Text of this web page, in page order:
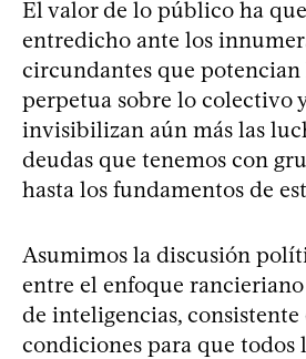
El valor de lo público ha
entredicho ante los
circundantes que potencian
perpetua sobre lo colectivo
invisibilizan aún más las
deudas que tenemos con
hasta los fundamentos de
Asumimos la discusión
entre el enfoque
de inteligencias, consistente
condiciones para que todos